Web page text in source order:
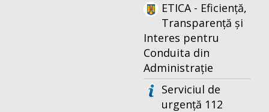
ETICA - Eficiență,
Transparență și
Interes pentru
Conduita din
Administrație
Serviciul de
urgență 112